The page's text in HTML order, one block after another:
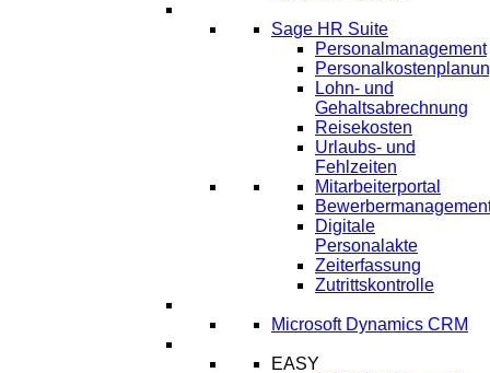
Sage HR Suite
Personalmanagement
Lohn- und
Gehaltsabrechnung
Reisekosten
Urlaubs- und
Fehlzeiten
Mitarbeiterportal
Digitale
Personalakte
Zeiterfassung
Zutrittskontrolle
Microsoft Dynamics CRM
EASY